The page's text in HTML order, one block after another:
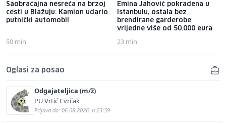
Saobraćajna nesreća na brzoj
cesti u Blažuju: Kamion udario
putnički automobil
50 min
Emina Jahović pokradena u
Istanbulu, ostala bez
brendirane garderobe
vrijedne više od 50.000 eura
23 min
Oglasi za posao
Odgajateljica (m/ž)
PU Vrtić Cvrčak
Prijava do: 06.08.2026. u 23:59